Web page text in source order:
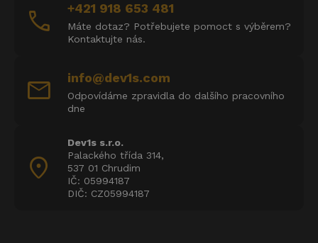
call +421 918 653 481
Máte dotaz? Potřebujete pomoct s výběrem?
Kontaktujte nás.
mail info@dev1s.com
Odpovídáme zpravidla do dalšího pracovního
dne
location_on
Dev1s s.r.o.
Palackého třída 314,
537 01 Chrudim
IČ: 05994187
DIČ: CZ05994187